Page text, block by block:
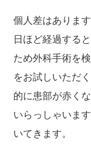
個人差はありま
日ほど経過する
ため外科手術を
をお試しいただ
的に患部が赤く
いらっしゃいま
いてきます。